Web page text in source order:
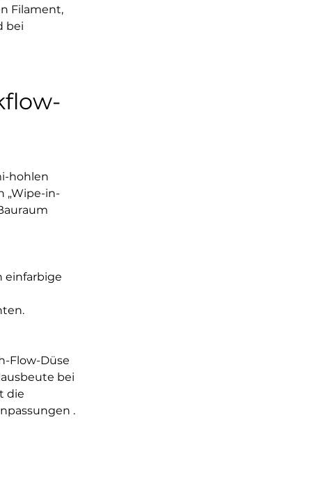
Filament,
bei
hohlen
„Wipe-in-
einfarbige
Flow-Düse
bei
die
.